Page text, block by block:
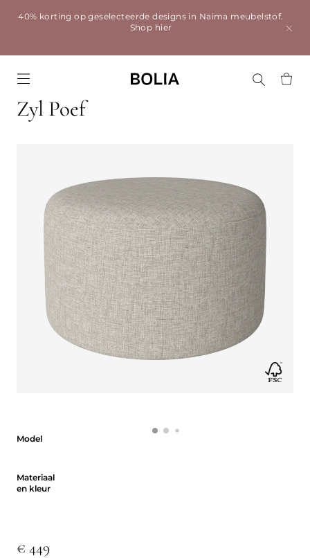
40% korting op geselecteerde designs in Naima meubelstof.
Shop hier
Zyl Poef
Model
Materiaal
en kleur
€ 449